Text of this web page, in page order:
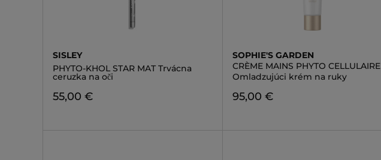
SISLEY
PHYTO-KHOL STAR MAT Trvácna
ceruzka na oči
55,00 €
SOPHIE'S GARDEN
CRÈME MAINS PHYTO CELLULAIRE
Omladzujúci krém na ruky
95,00 €